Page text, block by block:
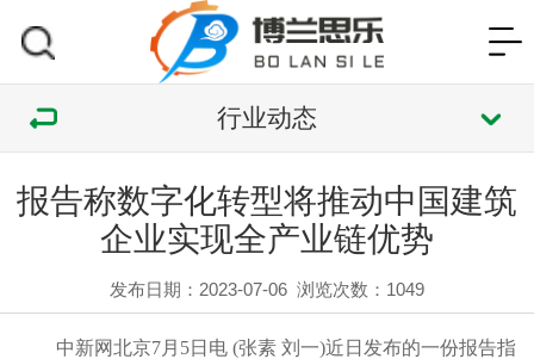
行业动态
报告称数字化转型将推动中国建筑
企业实现全产业链优势
发布日期：2023-07-06 浏览次数： 1049
中新网北京7月5日电 (张素 刘一)近日发布的一份报告指